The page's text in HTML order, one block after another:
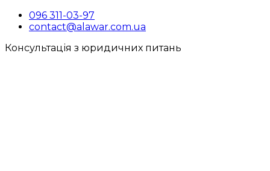
096 311-03-97
contact@alawar.com.ua
Консультація з юридичних питань